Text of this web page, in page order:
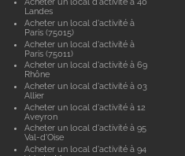
Landes
Acheter un local d'activité à
Paris (75015)
Acheter un local d'activité à
Paris (75011)
Acheter un local d'activité à 69
Rhône
Acheter un local d'activité à 03
Allier
Acheter un local d'activité à 12
Aveyron
Acheter un local d'activité à 95
Val-d'Oise
Acheter un local d'activité à 94